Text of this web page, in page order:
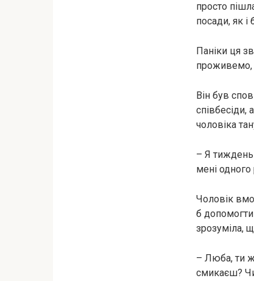
просто
посади, як і
Паніки ця
проживемо,
Він був
співбесіди,
чоловіка
– Я тиждень
мені одного
Чоловік
б допомогти
зрозуміла,
– Люба, ти ж
смикаєш?